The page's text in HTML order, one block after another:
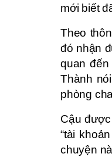
mới biết
Theo
đó nhận
quan
Thành
phòng
Cậu được
“tài
chuyện